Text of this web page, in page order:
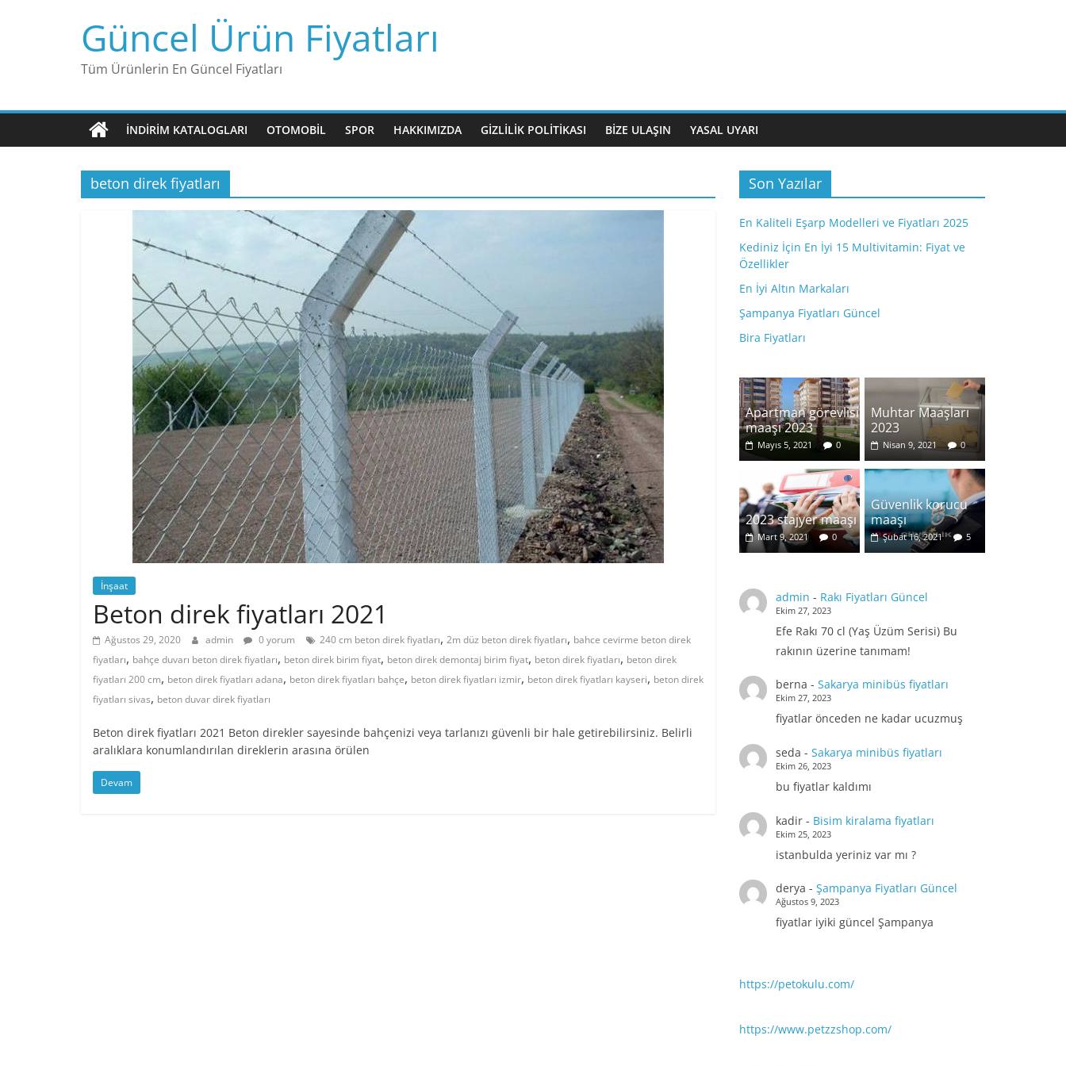
Güncel Ürün Fiyatları
Tüm Ürünlerin En Güncel Fiyatları
İNDIRIM KATALOGLARI OTOMOBIL SPOR HAKKIMIZDA GIZLILIK POLITIKASI BIZE ULAŞIN YASAL UYARI
beton direk fiyatları
İnşaat
Beton direk fiyatları 2021
Ağustos 29, 2020 admin 0 yorum 240 cm beton direk fiyatları, 2m düz beton direk fiyatları, bahce cevirme beton direk
fiyatları, bahçe duvarı beton direk fiyatları, beton direk birim fiyat, beton direk demontaj birim fiyat, beton direk fiyatları, beton direk
fiyatları 200 cm, beton direk fiyatları adana, beton direk fiyatları bahçe, beton direk fiyatları izmir, beton direk fiyatları kayseri, beton direk
fiyatları sivas, beton duvar direk fiyatları
Beton direk fiyatları 2021 Beton direkler sayesinde bahçenizi veya tarlanızı güvenli bir hale getirebilirsiniz. Belirli
aralıklara konumlandırılan direklerin arasına örülen
Devam
Son Yazılar
En Kaliteli Eşarp Modelleri ve Fiyatları 2025
Kediniz İçin En İyi 15 Multivitamin: Fiyat ve
Özellikler
En İyi Altın Markaları
Şampanya Fiyatları Güncel
Bira Fiyatları
Apartman görevlisi
maaşı 2023
Mayıs 5, 2021 0
Muhtar Maaşları
2023
Nisan 9, 2021 0
2023 stajyer maaşı
Mart 9, 2021 0
Güvenlik korucu
maaşı
Şubat 16, 2021 5
admin - Rakı Fiyatları Güncel
Ekim 27, 2023
Efe Rakı 70 cl (Yaş Üzüm Serisi) Bu
rakının üzerine tanımam!
berna - Sakarya minibüs fiyatları
Ekim 27, 2023
fiyatlar önceden ne kadar ucuzmuş
seda - Sakarya minibüs fiyatları
Ekim 26, 2023
bu fiyatlar kaldımı
kadir- Bisim kiralama fiyatları
Ekim 25, 2023
istanbulda yeriniz var mı ?
derya - Şampanya Fiyatları Güncel
Ağustos 9, 2023
fiyatlar iyiki güncel Şampanya
https://petokulu.com/
https://www.petzzshop.com/